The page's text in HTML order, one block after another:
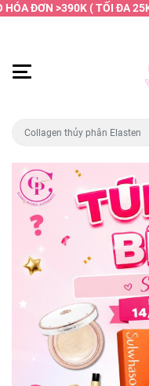
ĐƠN >390K ( TỐI ĐA 25K )